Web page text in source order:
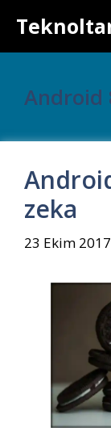
atla
Android
zeka
23 Ekim 2017